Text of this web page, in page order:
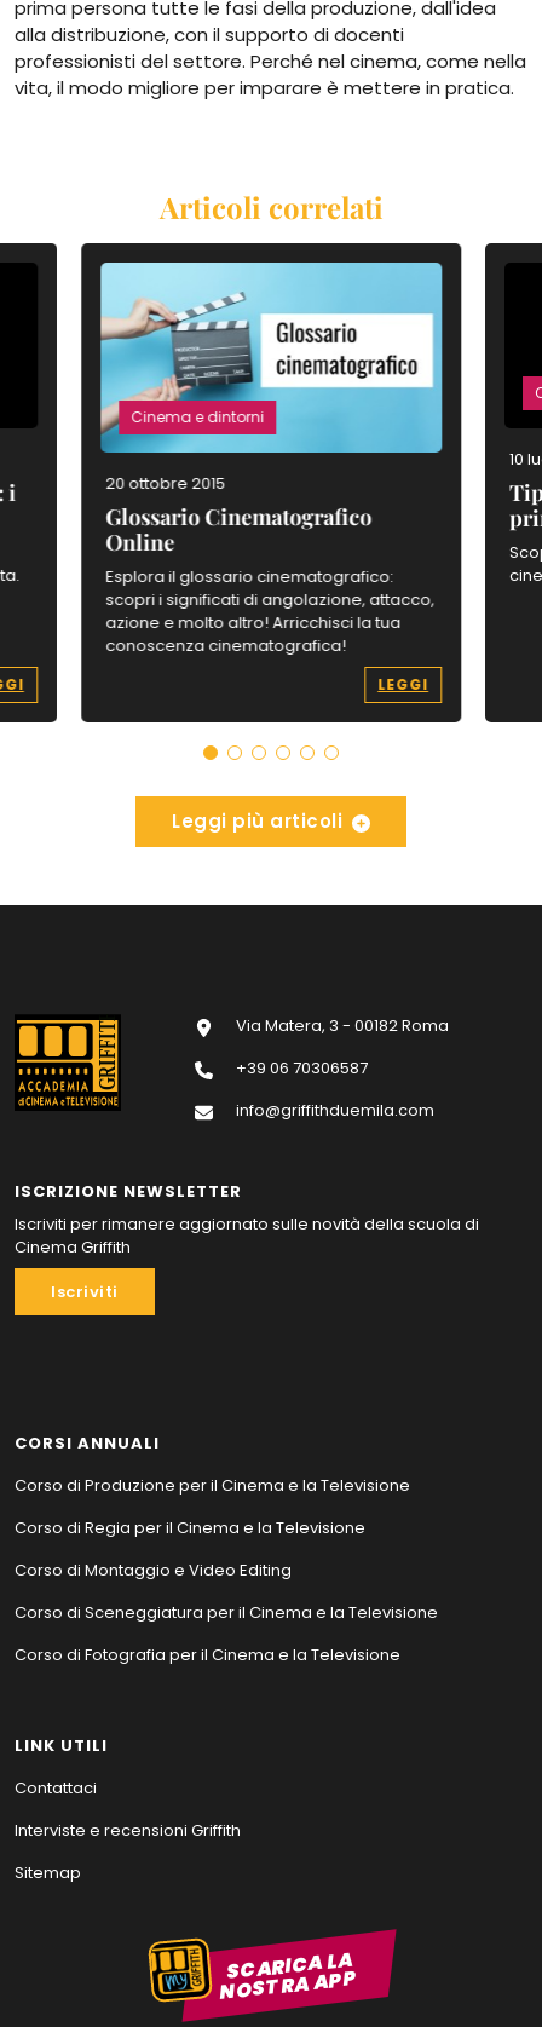
prima persona tutte le fasi della produzione, dall'idea
alla distribuzione, con il supporto di docenti
professionisti del settore. Perché nel cinema, come nella
vita, il modo migliore per imparare è mettere in pratica.
Articoli correlati
i
Cinema e dintorni
20 ottobre 2015
Glossario Cinematografico
Online
Esplora il glossario cinematografico:
scopri i significati di angolazione, attacco,
azione e molto altro! Arricchisci la tua
conoscenza cinematografica!
LEGGI
10
Leggi più articoli
Via Matera, 3 - 00182 Roma
+39 06 70306587
info@griffithduemila.com
ISCRIZIONE NEWSLETTER
Iscriviti per rimanere aggiornato sulle novità della scuola di
Cinema Griffith
Iscriviti
CORSI ANNUALI
Corso di Produzione per il Cinema e la Televisione
Corso di Regia per il Cinema e la Televisione
Corso di Montaggio e Video Editing
Corso di Sceneggiatura per il Cinema e la Televisione
Corso di Fotografia per il Cinema e la Televisione
LINK UTILI
Contattaci
Interviste e recensioni Griffith
Sitemap
SCARICA LA
NOSTRA APP